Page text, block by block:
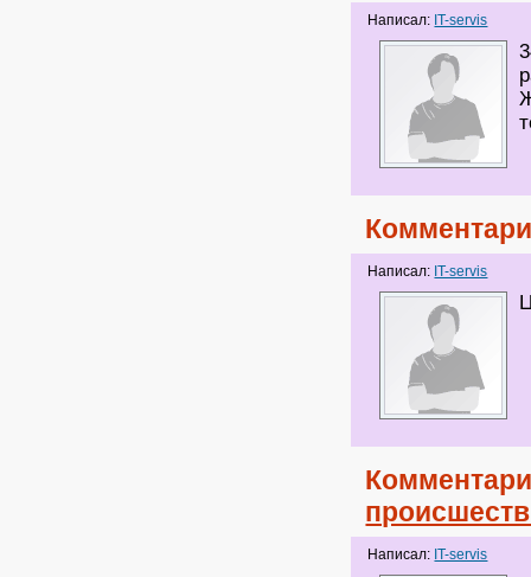
Написал: IT-servis
Написал: IT-servis
Написал: IT-servis